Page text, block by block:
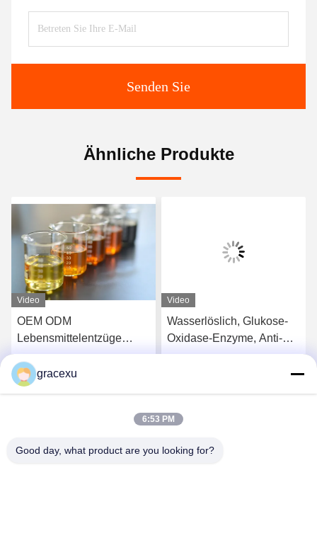
Senden Sie
Ähnliche Produkte
Video
OEM ODM
Lebensmittelentzüge
Enzyme Katalase Mehl
Improviser
Lockerungsmittel
Video
Wasserlöslich, Glukose-
Oxidase-Enzyme, Anti-
Browning
gracexu
6:53 PM
Good day, what product are you looking for?